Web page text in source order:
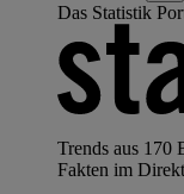
Das Statistik
Trends aus 170
Fakten im